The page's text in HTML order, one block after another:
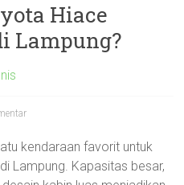
Hiace
Lampung?
kendaraan favorit untuk
Lampung. Kapasitas besar,